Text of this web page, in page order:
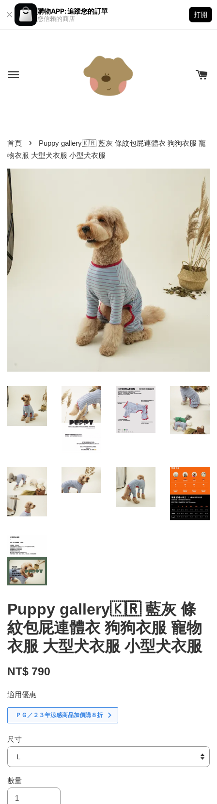
購物APP: 追蹤您的訂單
您信賴的商店
打開
首頁 ›
Puppy gallery🇰🇷 藍灰 條紋包屁連體衣 狗狗衣服 寵
物衣服 大型犬衣服 小型犬衣服
Puppy gallery🇰🇷 藍灰 條
紋包屁連體衣 狗狗衣服 寵物
衣服 大型犬衣服 小型犬衣服
NT$ 790
適用優惠
ＰＧ／２３年涼感商品加價購８折
尺寸
數量